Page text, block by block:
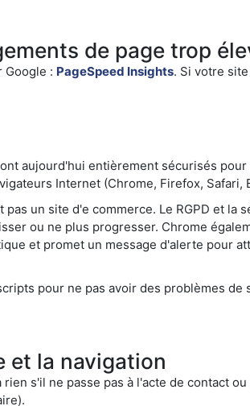
de page trop
Google : PageSpeed Insights. Si votre
aujourd'hui entièrement sécurisés
Internet (Chrome, Firefox, Safari,
un site d'e commerce. Le RGPD et
ou ne plus progresser. Chrome
et promet un message d'alerte pour
pour ne pas avoir des problèmes
et la navigation
s'il ne passe pas à l'acte de contact